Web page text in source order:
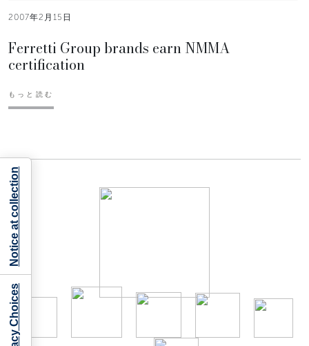
2007年2月15日
Ferretti Group brands earn NMMA
certification
もっと読む
Notice at collection